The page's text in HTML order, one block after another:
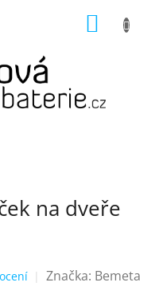
na dveře
Značka: Bemeta